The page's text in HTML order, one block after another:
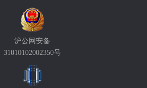
沪公网安备
31010102002350号